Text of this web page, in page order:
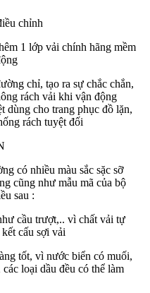
chỉnh
1 lớp vải chính hãng mềm
chỉ, tạo ra sự chắc chắn,
rách vải khi vận động
dùng cho trang phục đồ lặn,
rách tuyệt đối
có nhiều màu sắc sặc sỡ
cũng như mẫu mã của bộ
sau :
cầu trượt,.. vì chất vải tự
cấu sợi vải
tốt, vì nước biển có muối,
loại dầu đều có thể làm